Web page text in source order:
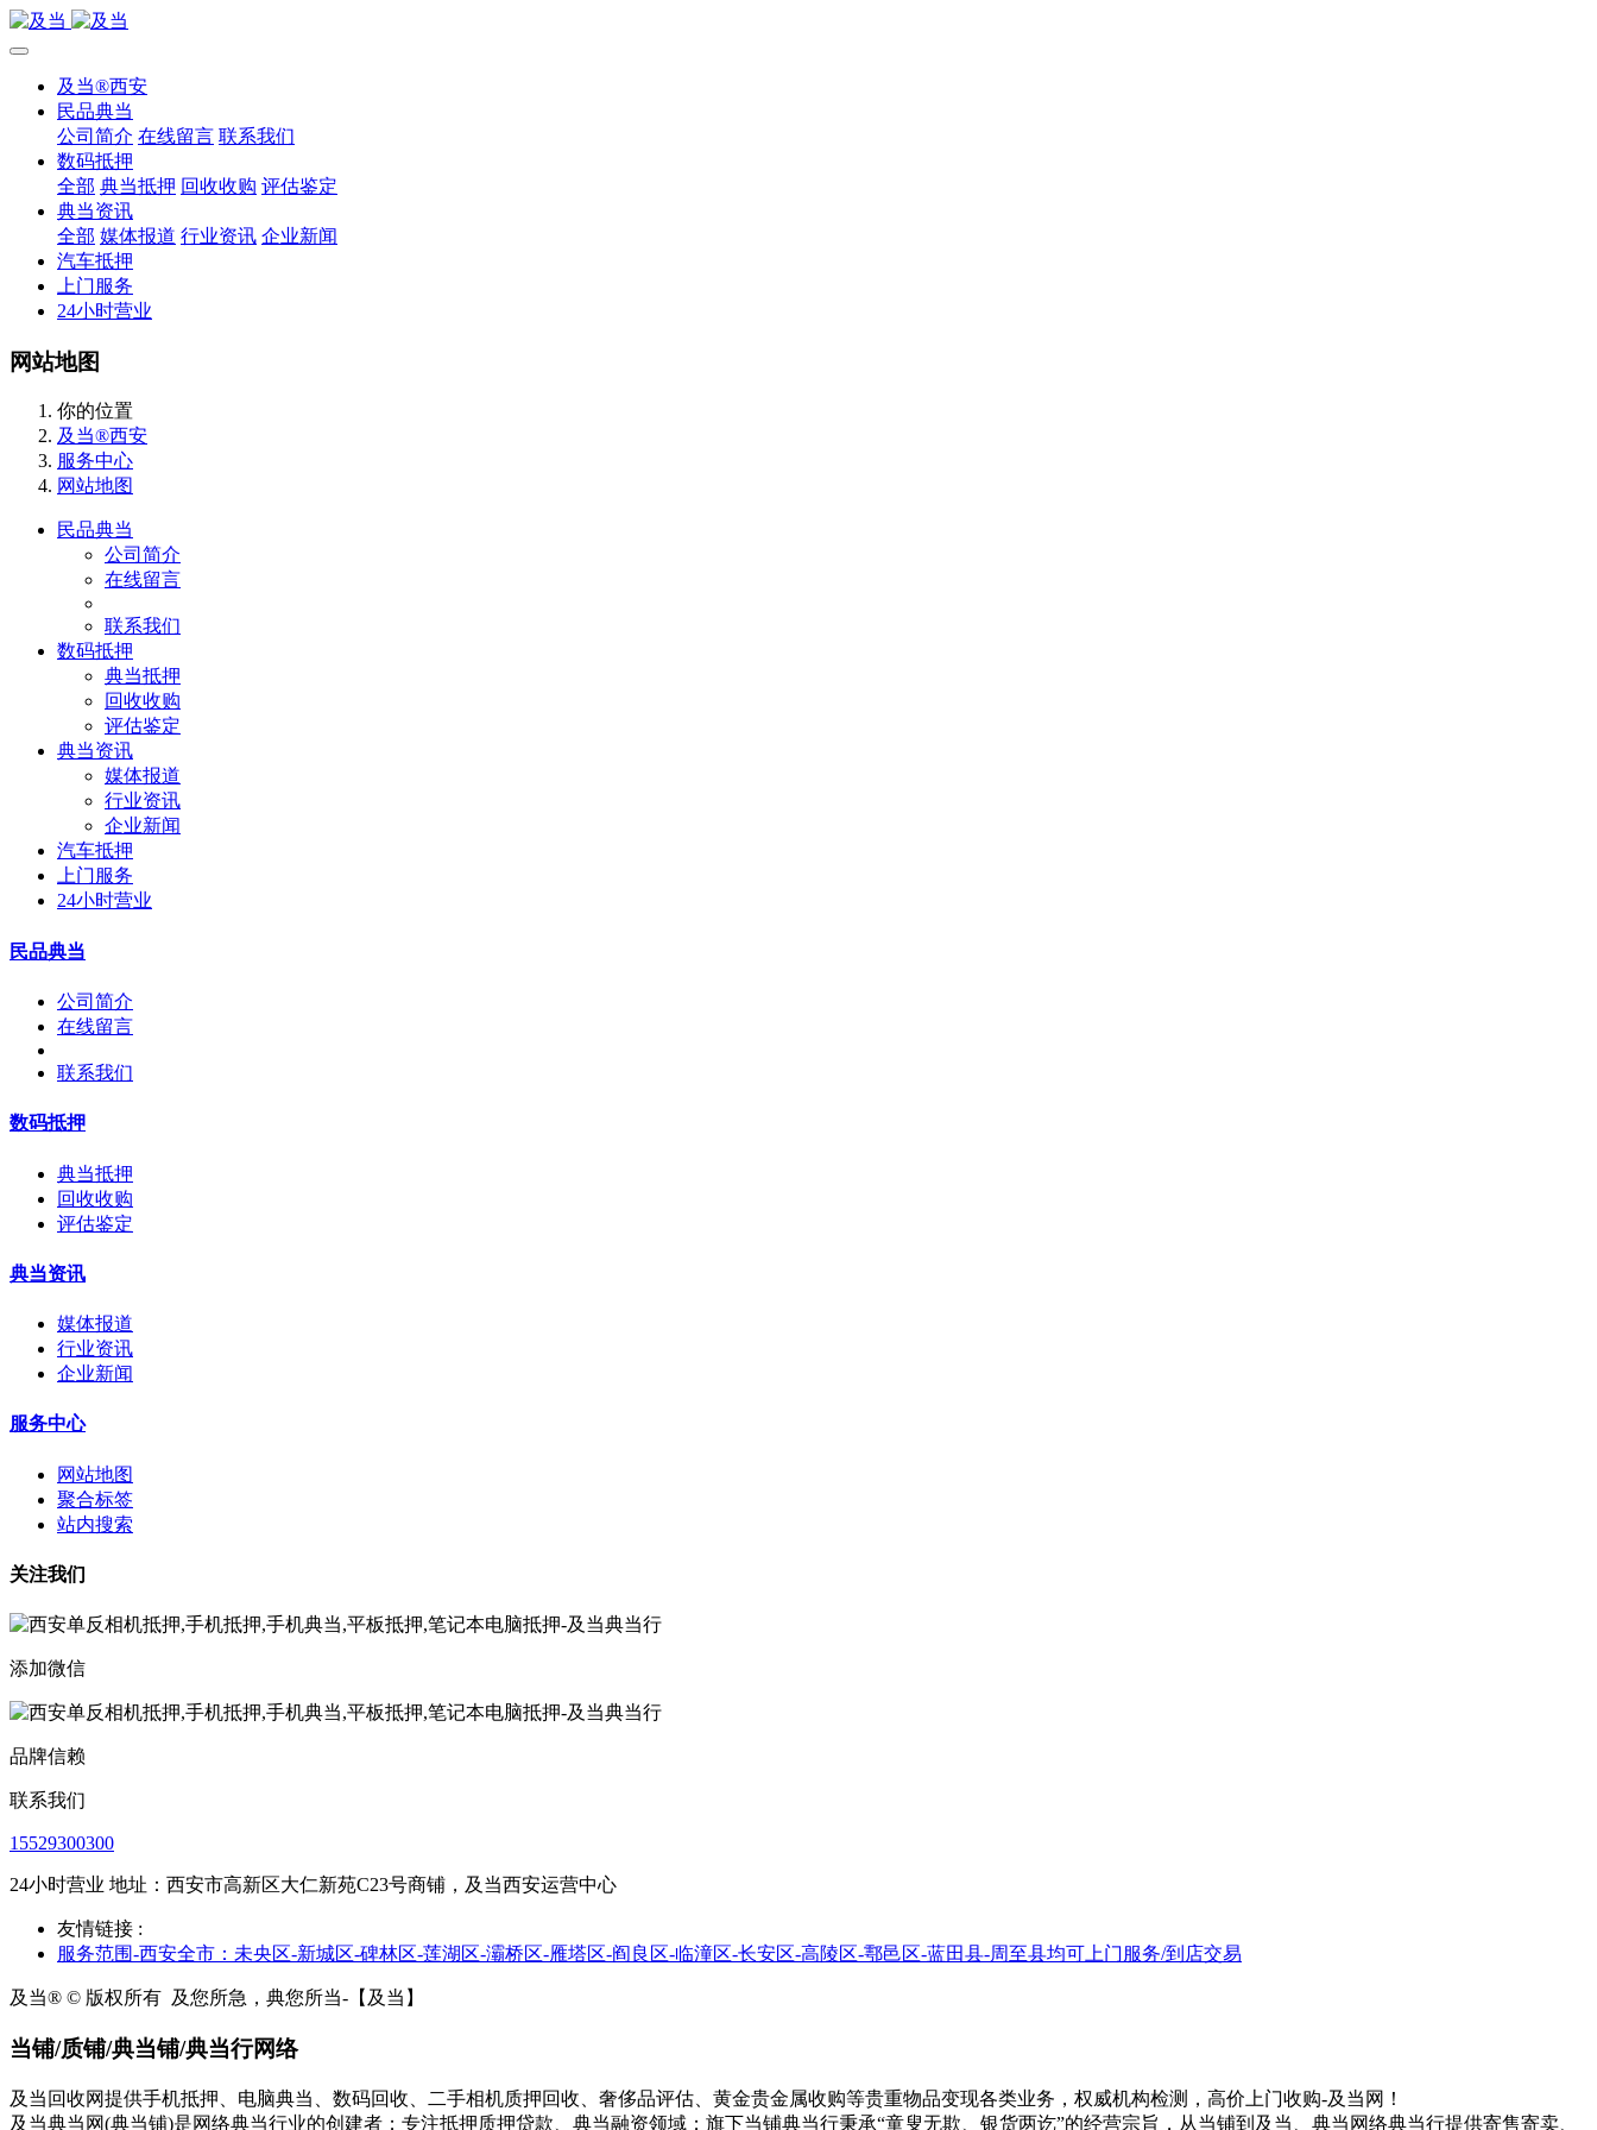
及当®西安
民品典当
公司简介 在线留言 联系我们
数码抵押
全部 典当抵押 回收收购 评估鉴定
典当资讯
全部 媒体报道 行业资讯 企业新闻
汽车抵押
上门服务
24小时营业
网站地图
你的位置
及当®西安
服务中心
网站地图
民品典当
公司简介
在线留言
联系我们
数码抵押
典当抵押
回收收购
评估鉴定
典当资讯
媒体报道
行业资讯
企业新闻
汽车抵押
上门服务
24小时营业
民品典当
公司简介
在线留言
联系我们
数码抵押
典当抵押
回收收购
评估鉴定
典当资讯
媒体报道
行业资讯
企业新闻
服务中心
网站地图
聚合标签
站内搜索
关注我们
添加微信
品牌信赖
联系我们
15529300300
24小时营业 地址：西安市高新区大仁新苑C23号商铺，及当西安运营中心
友情链接 :
服务范围-西安全市：未央区-新城区-碑林区-莲湖区-灞桥区-雁塔区-阎良区-临潼区-长安区-高陵区-鄠邑区-蓝田县-周至县均可上门服务/到店交易
及当® © 版权所有 及您所急，典您所当-【及当】
当铺/质铺/典当铺/典当行网络
及当回收网提供手机抵押、电脑典当、数码回收、二手相机质押回收、奢侈品评估、黄金贵金属收购等贵重物品变现各类业务，权威机构检测，高价上门收购-及当网！
及当典当网(典当铺)是网络典当行业的创建者；专注抵押质押贷款、典当融资领域；旗下当铺典当行秉承“童叟无欺、银货两讫”的经营宗旨，从当铺到及当、典当网络典当行提供寄售寄卖、